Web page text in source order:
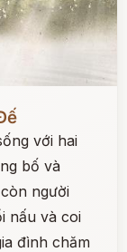
với hai
bố và
người
nấu và coi
đình chăm